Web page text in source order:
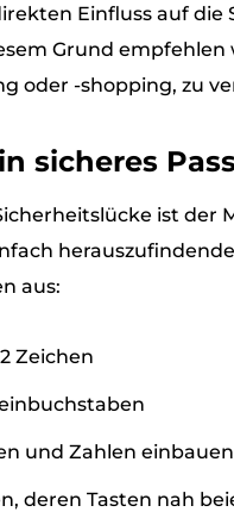
Einfluss auf
Grund
oder -shopping, zu
sicheres
ist der
aus:
Zeichen
und Zahlen einbauen
deren Tasten nah